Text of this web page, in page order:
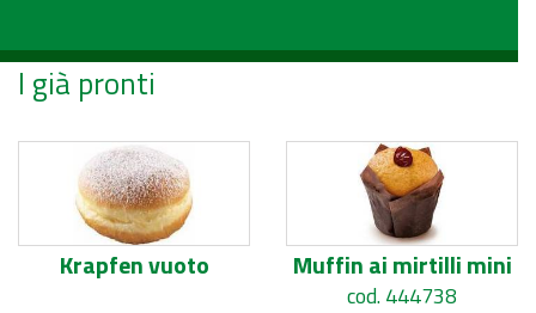
I già pronti
Krapfen vuoto Muffin ai mirtilli mini
cod. 444738